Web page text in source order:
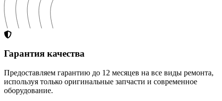
Гарантия качества
Предоставляем гарантию до 12 месяцев на все виды ремонта,
используя только оригинальные запчасти и современное
оборудование.